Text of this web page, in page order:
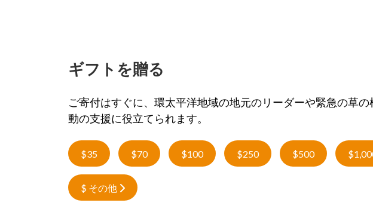
ギフトを贈る
ご寄付はすぐに、環太平洋地域の地元のリーダーや緊急の草の
動の支援に役立てられます。
$35 $70 $100 $250 $500
$ その他